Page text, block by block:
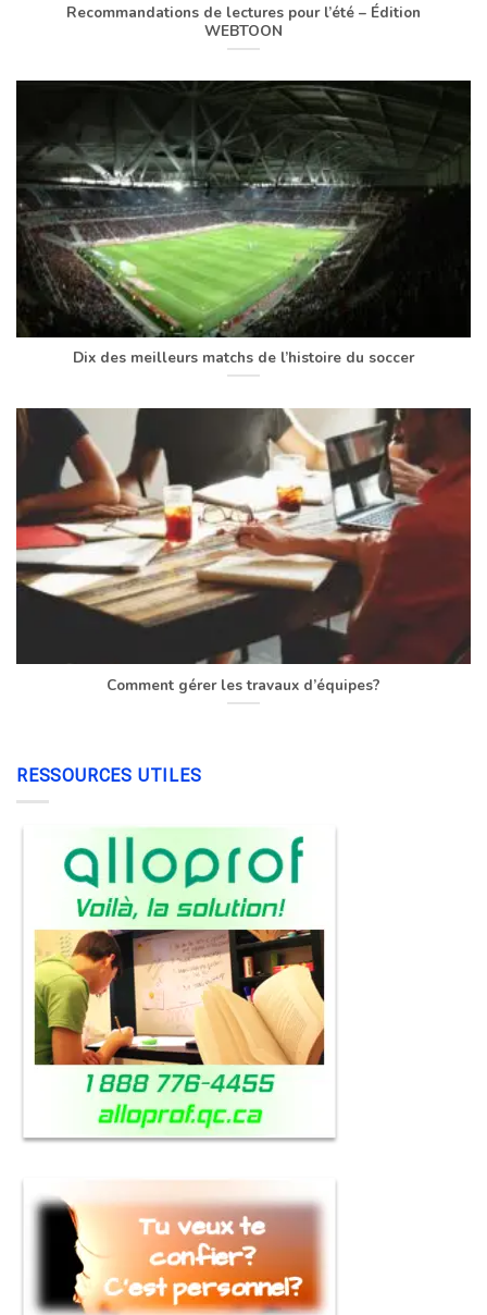
Recommandations de lectures pour l’été – Édition
WEBTOON
Dix des meilleurs matchs de l’histoire du soccer
Comment gérer les travaux d’équipes?
RESSOURCES UTILES